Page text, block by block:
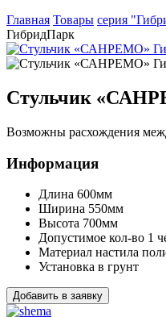
Главная Товары серия
ГибридПарк
Стульчик
Возможны расхождения
Информация
Длина 600мм
Ширина 550мм
Высота 700мм
Допустимое кол-во 1
Материал настила
Установка в грунт
Добавить в заявку